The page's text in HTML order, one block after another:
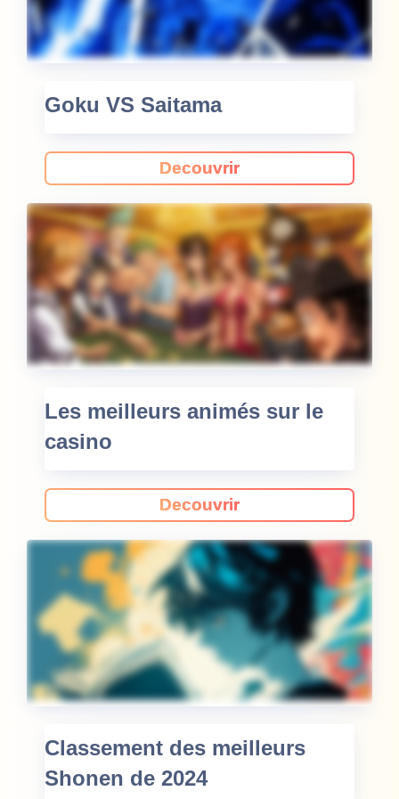
Goku VS Saitama
Decouvrir
Les meilleurs animés sur le
casino
Decouvrir
Classement des meilleurs
Shonen de 2024